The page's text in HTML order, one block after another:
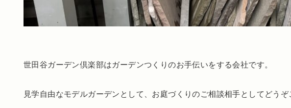
世田谷ガーデン倶楽部はガーデンつくりのお手伝いをする会社です。
見学自由なモデルガーデンとして、お庭づくりのご相談相手としてどうぞ